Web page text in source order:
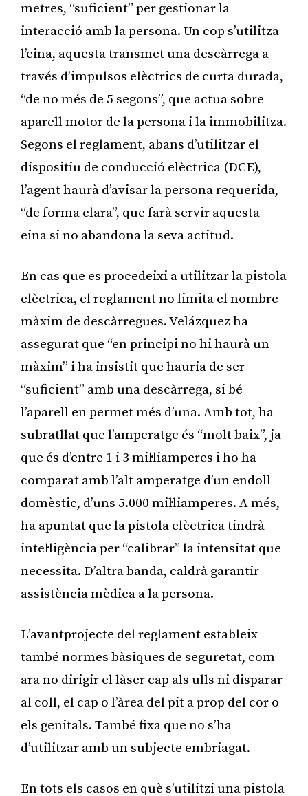
metres, “suficient” per gestionar la
interacció amb la persona. Un cop s’utilitza
l’eina, aquesta transmet una descàrrega a
través d’impulsos elèctrics de curta durada,
“de no més de 5 segons”, que actua sobre
aparell motor de la persona i la immobilitza.
Segons el reglament, abans d’utilitzar el
dispositiu de conducció elèctrica (DCE),
l’agent haurà d’avisar la persona requerida,
“de forma clara”, que farà servir aquesta
eina si no abandona la seva actitud.
En cas que es procedeixi a utilitzar la pistola
elèctrica, el reglament no limita el nombre
màxim de descàrregues. Velázquez ha
assegurat que “en principi no hi haurà un
màxim” i ha insistit que hauria de ser
“suficient” amb una descàrrega, si bé
l’aparell en permet més d’una. Amb tot, ha
subratllat que l’amperatge és “molt baix”, ja
que és d’entre 1 i 3 mil·liamperes i ho ha
comparat amb l’alt amperatge d’un endoll
domèstic, d’uns 5.000 mil·liamperes. A més,
ha apuntat que la pistola elèctrica tindrà
intel·ligència per “calibrar” la intensitat que
necessita. D’altra banda, caldrà garantir
assistència mèdica a la persona.
L’avantprojecte del reglament estableix
també normes bàsiques de seguretat, com
ara no dirigir el làser cap als ulls ni disparar
al coll, el cap o l’àrea del pit a prop del cor o
els genitals. També fixa que no s’ha
d’utilitzar amb un subjecte embriagat.
En tots els casos en què s’utilitzi una pistola